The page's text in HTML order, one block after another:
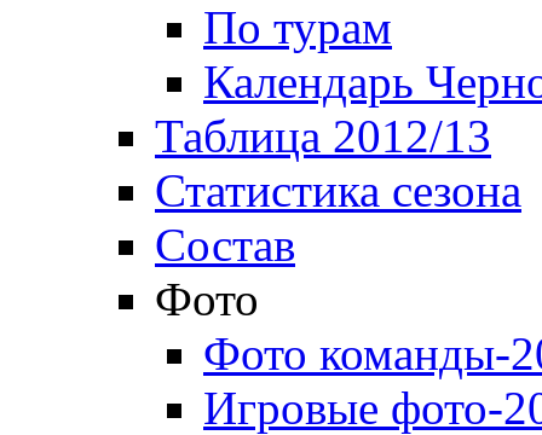
По турам
Календарь
Таблица 2012/13
Статистика сезона
Состав
Фото
Фото команды-
Игровые фото-